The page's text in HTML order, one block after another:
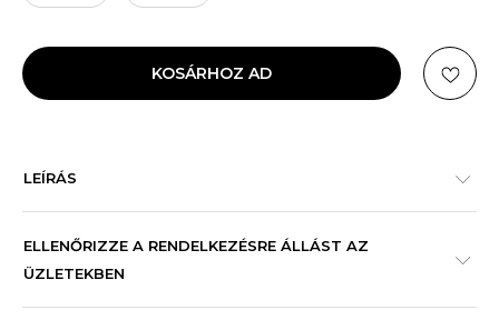
KOSÁRHOZ AD
LEÍRÁS
ELLENŐRIZZE A RENDELKEZÉSRE ÁLLÁST AZ
ÜZLETEKBEN